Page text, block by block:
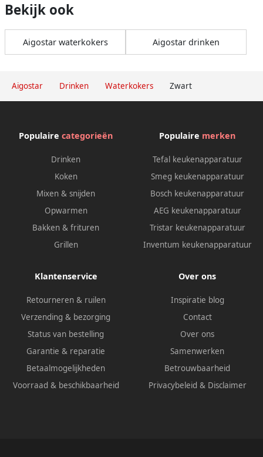
Aigostar Drinken Waterkokers Zwart
Bekijk ook
Aigostar waterkokers Aigostar drinken
Populaire categorieën
Drinken
Koken
Mixen & snijden
Opwarmen
Bakken & frituren
Grillen
Populaire merken
Tefal keukenapparatuur
Smeg keukenapparatuur
Bosch keukenapparatuur
AEG keukenapparatuur
Tristar keukenapparatuur
Inventum keukenapparatuur
Klantenservice
Retourneren & ruilen
Verzending & bezorging
Status van bestelling
Garantie & reparatie
Betaalmogelijkheden
Voorraad & beschikbaarheid
Over ons
Inspiratie blog
Contact
Over ons
Samenwerken
Betrouwbaarheid
Privacybeleid & Disclaimer